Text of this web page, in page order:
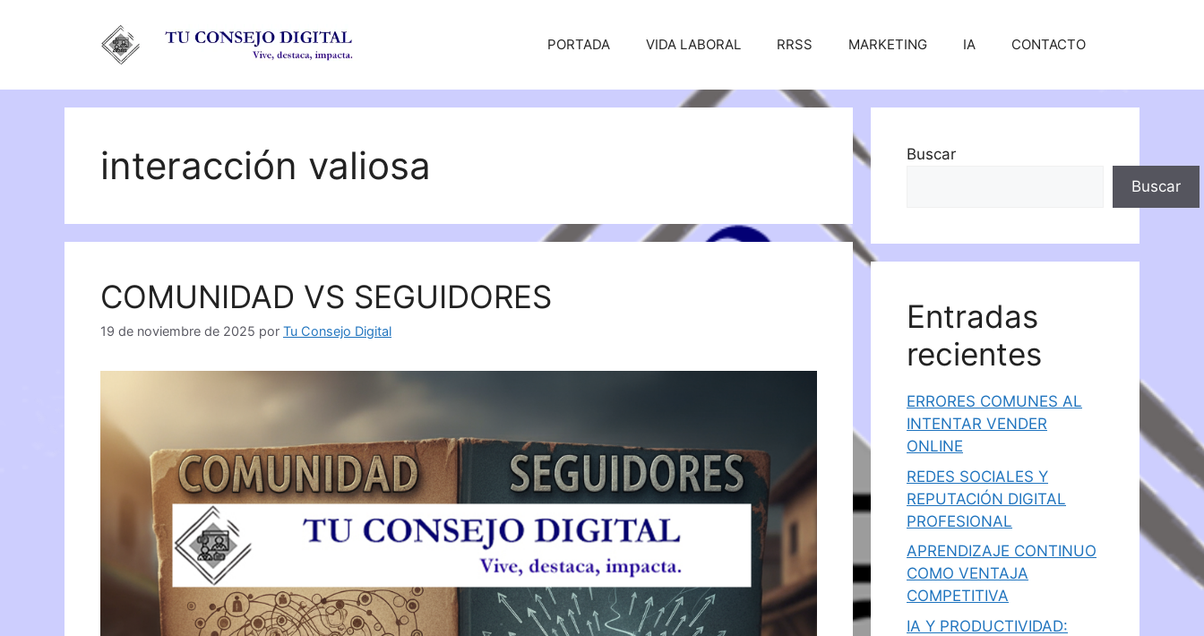
PORTADA VIDA LABORAL RRSS MARKETING IA CONTACTO
interacción valiosa
COMUNIDAD VS SEGUIDORES
19 de noviembre de 2025 por Tu Consejo Digital
Buscar
Buscar
Entradas
recientes
ERRORES COMUNES AL
INTENTAR VENDER
ONLINE
REDES SOCIALES Y
REPUTACIÓN DIGITAL
PROFESIONAL
APRENDIZAJE CONTINUO
COMO VENTAJA
COMPETITIVA
IA Y PRODUCTIVIDAD: